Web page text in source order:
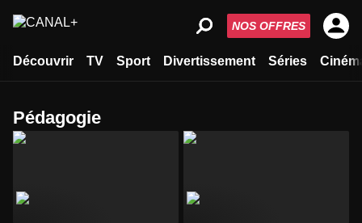
Découvrir TV Sport Divertissement Séries
NOS OFFRES
pédagogie